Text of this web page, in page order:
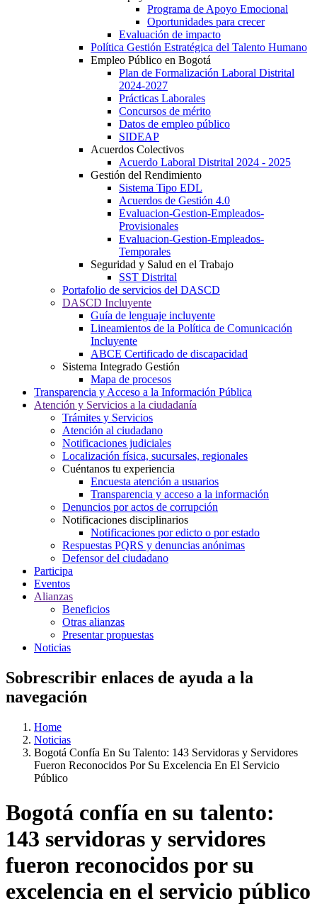
Programa de Apoyo Emocional
Oportunidades para crecer
Evaluación de impacto
Política Gestión Estratégica del Talento Humano
Empleo Público en Bogotá
Plan de Formalización Laboral Distrital
2024-2027
Prácticas Laborales
Concursos de mérito
Datos de empleo público
SIDEAP
Acuerdos Colectivos
Acuerdo Laboral Distrital 2024 - 2025
Gestión del Rendimiento
Sistema Tipo EDL
Acuerdos de Gestión 4.0
Evaluacion-Gestion-Empleados-
Provisionales
Evaluacion-Gestion-Empleados-
Temporales
Seguridad y Salud en el Trabajo
SST Distrital
Portafolio de servicios del DASCD
DASCD Incluyente
Guía de lenguaje incluyente
Lineamientos de la Política de Comunicación
Incluyente
ABCE Certificado de discapacidad
Sistema Integrado Gestión
Mapa de procesos
Transparencia y Acceso a la Información Pública
Atención y Servicios a la ciudadanía
Trámites y Servicios
Atención al ciudadano
Notificaciones judiciales
Localización física, sucursales, regionales
Cuéntanos tu experiencia
Encuesta atención a usuarios
Transparencia y acceso a la información
Denuncios por actos de corrupción
Notificaciones disciplinarios
Notificaciones por edicto o por estado
Respuestas PQRS y denuncias anónimas
Defensor del ciudadano
Participa
Eventos
Alianzas
Beneficios
Otras alianzas
Presentar propuestas
Noticias
Sobrescribir enlaces de ayuda a la
navegación
Home
Noticias
Bogotá Confía En Su Talento: 143 Servidoras y Servidores
Fueron Reconocidos Por Su Excelencia En El Servicio
Público
Bogotá confía en su talento:
143 servidoras y servidores
fueron reconocidos por su
excelencia en el servicio público